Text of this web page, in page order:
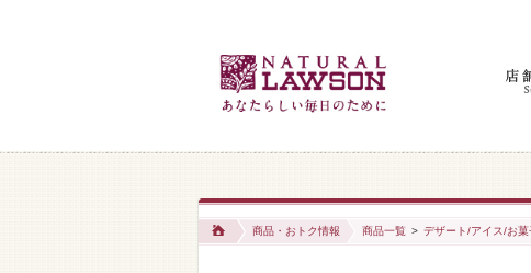
商品・おトク情報 商品一覧 > デザート/アイス/お菓